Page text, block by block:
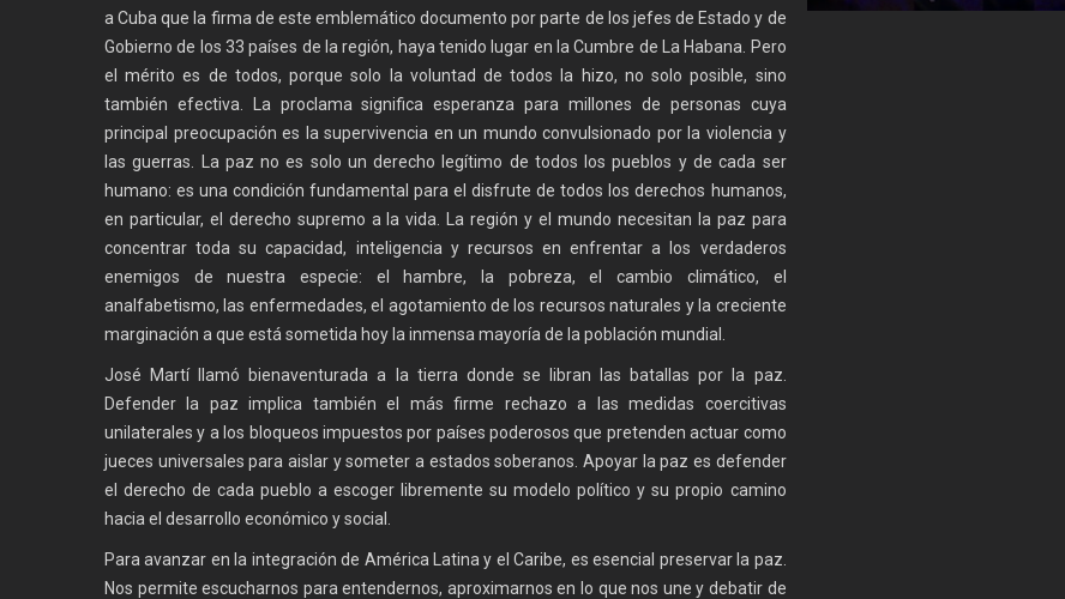
a Cuba que la firma de este emblemático documento por parte de los jefes de Estado y de
Gobierno de los 33 países de la región, haya tenido lugar en la Cumbre de La Habana. Pero
el mérito es de todos, porque solo la voluntad de todos la hizo, no solo posible, sino
también efectiva. La proclama significa esperanza para millones de personas cuya
principal preocupación es la supervivencia en un mundo convulsionado por la violencia y
las guerras. La paz no es solo un derecho legítimo de todos los pueblos y de cada ser
humano: es una condición fundamental para el disfrute de todos los derechos humanos,
en particular, el derecho supremo a la vida. La región y el mundo necesitan la paz para
concentrar toda su capacidad, inteligencia y recursos en enfrentar a los verdaderos
enemigos de nuestra especie: el hambre, la pobreza, el cambio climático, el
analfabetismo, las enfermedades, el agotamiento de los recursos naturales y la creciente
marginación a que está sometida hoy la inmensa mayoría de la población mundial.
José Martí llamó bienaventurada a la tierra donde se libran las batallas por la paz.
Defender la paz implica también el más firme rechazo a las medidas coercitivas
unilaterales y a los bloqueos impuestos por países poderosos que pretenden actuar como
jueces universales para aislar y someter a estados soberanos. Apoyar la paz es defender
el derecho de cada pueblo a escoger libremente su modelo político y su propio camino
hacia el desarrollo económico y social.
Para avanzar en la integración de América Latina y el Caribe, es esencial preservar la paz.
Nos permite escucharnos para entendernos, aproximarnos en lo que nos une y debatir de